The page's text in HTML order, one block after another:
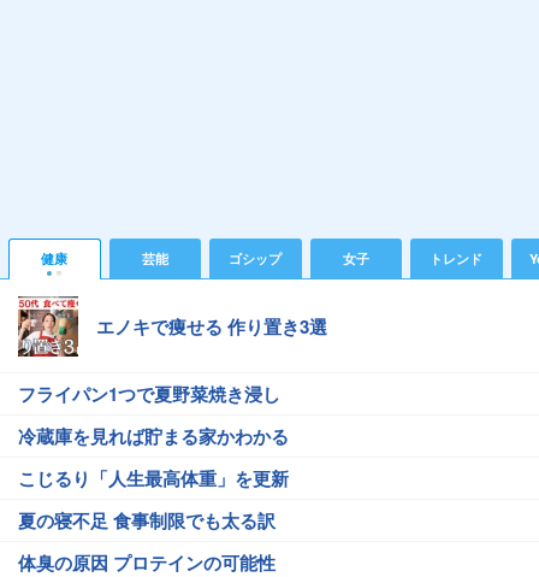
健康 芸能 ゴシップ 女子 トレンド
エノキで痩せる 作り置き3選
フライパン1つで夏野菜焼き浸し
冷蔵庫を見れば貯まる家かわかる
こじるり「人生最高体重」を更新
夏の寝不足 食事制限でも太る訳
体臭の原因 プロテインの可能性